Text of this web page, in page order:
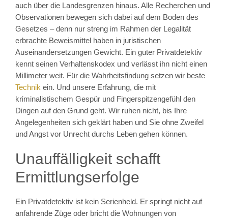
auch über die Landesgrenzen hinaus. Alle Recherchen und
Observationen bewegen sich dabei auf dem Boden des
Gesetzes – denn nur streng im Rahmen der Legalität
erbrachte Beweismittel haben in juristischen
Auseinandersetzungen Gewicht. Ein guter Privatdetektiv
kennt seinen Verhaltenskodex und verlässt ihn nicht einen
Millimeter weit. Für die Wahrheitsfindung setzen wir beste
Technik ein. Und unsere Erfahrung, die mit
kriminalistischem Gespür und Fingerspitzengefühl den
Dingen auf den Grund geht. Wir ruhen nicht, bis Ihre
Angelegenheiten sich geklärt haben und Sie ohne Zweifel
und Angst vor Unrecht durchs Leben gehen können.
Unauffälligkeit schafft
Ermittlungserfolge
Ein Privatdetektiv ist kein Serienheld. Er springt nicht auf
anfahrende Züge oder bricht die Wohnungen von